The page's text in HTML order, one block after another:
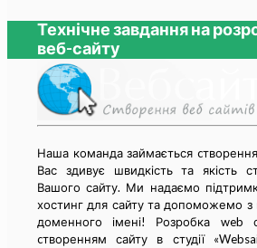
Технічне завдання на
веб-сайту
Наша команда займається
Вас здивує швидкість та якість
Вашого сайту. Ми надаємо
хостинг для сайту та допоможемо з
доменного імені! Розробка web
cтворенням сайту в студії